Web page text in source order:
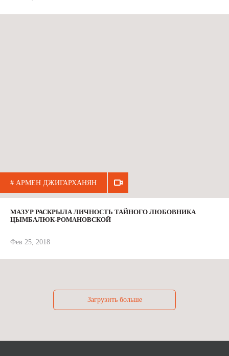
# АРМЕН ДЖИГАРХАНЯН
МАЗУР РАСКРЫЛА ЛИЧНОСТЬ ТАЙНОГО ЛЮБОВНИКА
ЦЫМБАЛЮК-РОМАНОВСКОЙ
Фев 25, 2018
Загрузить больше